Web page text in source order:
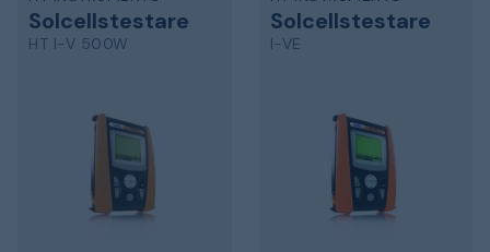
Solcellstestare
HT I-V 500W
Solcellstestare
I-VE